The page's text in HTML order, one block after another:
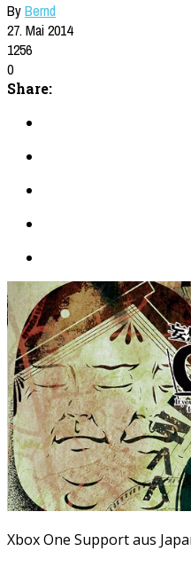
ByBernd
27. Mai 2014
1256
0
Share:
Xbox One Support aus